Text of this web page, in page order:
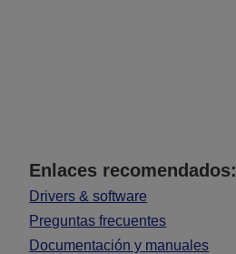
Enlaces recomendados:
Drivers & software
Preguntas frecuentes
Documentación y manuales